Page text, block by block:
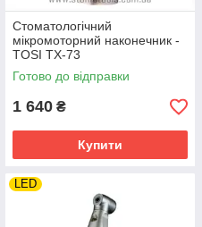
Стоматологічний
мікромоторний наконечник -
TOSI TX-73
Готово до відправки
1 640 ₴
Купити
LED